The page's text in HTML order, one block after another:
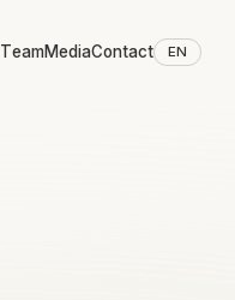
TeamMediaContact EN